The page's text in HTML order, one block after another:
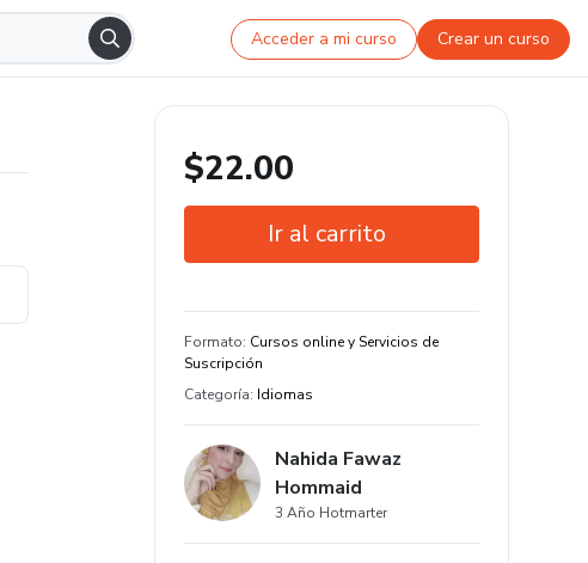
Acceder a mi curso Crear un curso
$22.00
Ir al carrito
Formato: Cursos online y Servicios de
Suscripción
Categoría: Idiomas
Nahida Fawaz
Hommaid
3 Año Hotmarter